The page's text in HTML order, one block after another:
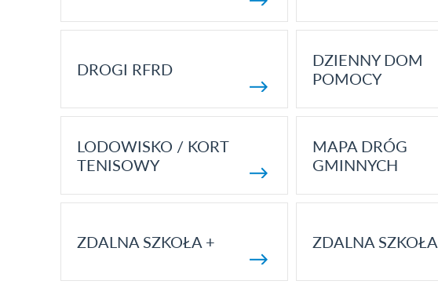
DROGI RFRD
DZIENNY DOM
POMOCY
LODOWISKO / KORT
TENISOWY
MAPA DRÓG
GMINNYCH
ZDALNA SZKOŁA + ZDALNA SZKOŁA